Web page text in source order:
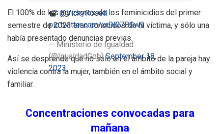
@VickyRosell
pic.twitter.com/xrDl07BGw9
— Ministerio de Igualdad
(@IgualdadGob)September 18,
2023
El 100% de los agresores de los feminicidios del primer
semestre de 2023 eran conocidos de la víctima, y sólo una
había presentado denuncias previas.
Así se desprende que no sólo en el ámbito de la pareja hay
violencia contra la mujer, también en el ámbito social y
familiar.
Concentraciones convocadas para
mañana